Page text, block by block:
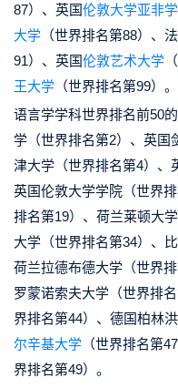
87）、英国伦敦大学亚非
大学 （世界排名第88）、
91）、英国伦敦艺术大学
王大学 （世界排名第99）。
语言学学科世界排名前50
学（世界排名第2）、英国
津大学（世界排名第4）、
英国伦敦大学学院（世界
排名第19）、荷兰莱顿大
大学（世界排名第34）、
荷兰拉德布德大学（世界
罗蒙诺索夫大学（世界排
界排名第44）、德国柏林
尔辛基大学 （世界排名第
界排名第49）。